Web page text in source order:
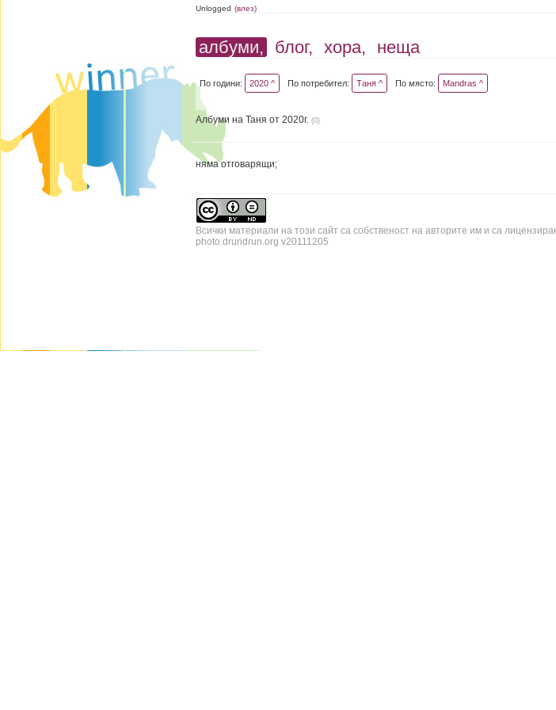
Unlogged (влез)
албуми, блог, хора, неща
По години: 2020 ^ По потребител: Таня ^ По място: Mandras ^
Албуми на Таня от 2020г. (0)
няма отговарящи;
Всички материали на този сайт са собственост на авторите им и са
photo.drundrun.org v20111205